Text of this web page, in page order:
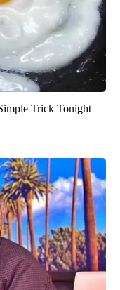
Trick Tonight